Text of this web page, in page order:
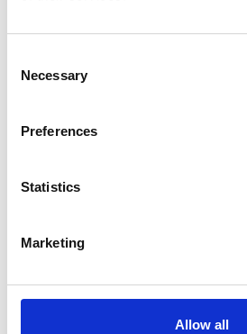
Selection
Necessary
Preferences
Statistics
Marketing
Allow all